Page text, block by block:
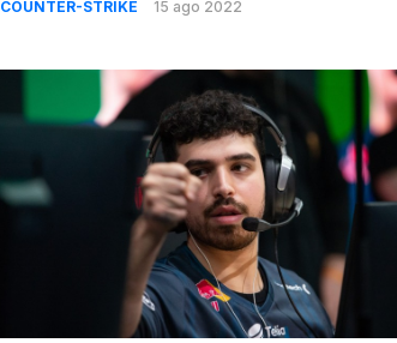
COUNTER-STRIKE 15 ago 2022